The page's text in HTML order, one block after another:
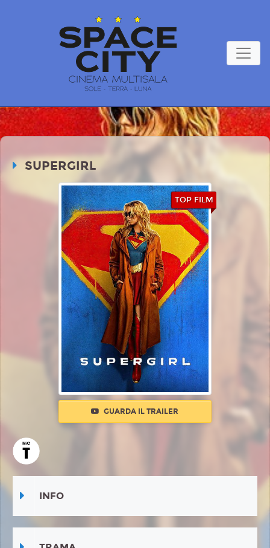
SUPERGIRL
TOP FILM
GUARDA IL TRAILER
INFO